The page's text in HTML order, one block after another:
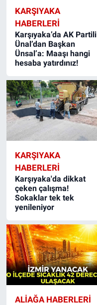
KARŞIYAKA
HABERLERI
Karşıyaka’da AK Partili
Ünal’dan Başkan
Ünsal’a: Maaşı hangi
hesaba yatırdınız!
KARŞIYAKA
HABERLERI
Karşıyaka'da dikkat
çeken çalışma!
Sokaklar tek tek
yenileniyor
ALIAĞA HABERLERI